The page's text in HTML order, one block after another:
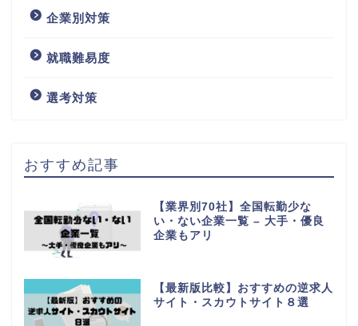
企業別対策
就職難易度
選考対策
おすすめ記事
【業界別70社】全国転勤少な
い・ない企業一覧 – 大手・優良
企業もアリ
【最新版比較】おすすめの逆求人
サイト・スカウトサイト８選